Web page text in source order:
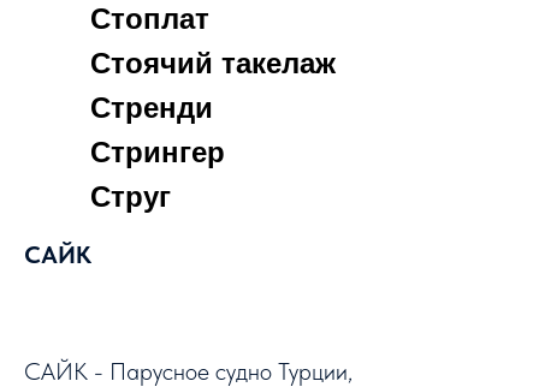
Струг
Стрингер
Стренди
Стоячий такелаж
Стоплат
САЙК
САЙК - Парусное судно Турции,